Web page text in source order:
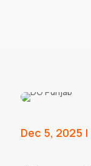
Dec 5, 2025 |